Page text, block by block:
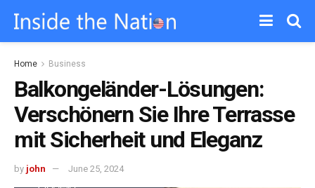
Home Business
Balkongeländer-Lösungen:
Verschönern Sie Ihre Terrasse
mit Sicherheit und Eleganz
by john June 25, 2024